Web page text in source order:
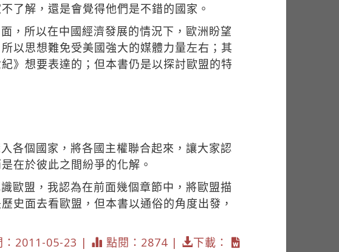
了解，還是會覺得他們是不錯的國家。
，所以在中國經濟發展的情況下，歐洲盼望
以思想難免受美國強大的媒體力量左右；其
》想要表達的；但本書仍是以探討歐盟的特
各個國家，將各國主權聯合起來，讓大家認
在於彼此之間紛爭的化解。
歐盟，我認為在前面幾個章節中，將歐盟描
史面去看歐盟，但本書以通俗的角度出發，
：2011-05-23 | 點閱：2874 | 下載：